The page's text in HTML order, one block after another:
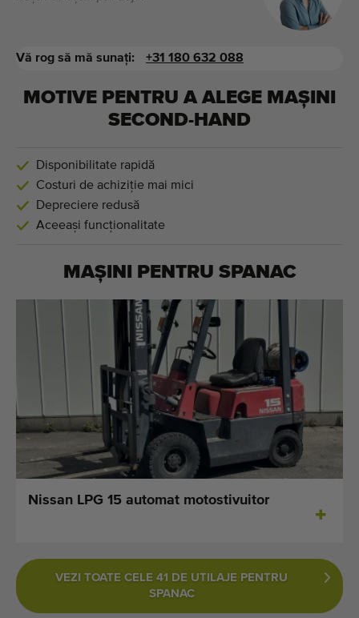
Vă rog să mă sunați: +31 180 632 088
MOTIVE PENTRU A ALEGE MAȘINI
SECOND-HAND
Disponibilitate rapidă
Costuri de achiziție mai mici
Depreciere redusă
Aceeași funcționalitate
MAȘINI PENTRU SPANAC
Nissan LPG 15 automat motostivuitor
VEZI TOATE CELE 41 DE UTILAJE PENTRU
SPANAC